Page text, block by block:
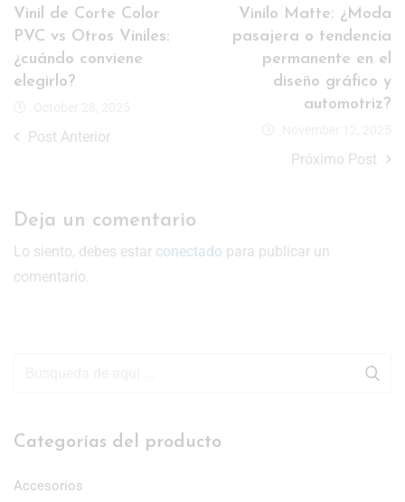
Vinil de Corte Color
PVC vs Otros Viniles:
¿cuándo conviene
elegirlo?
Post Anterior
Vinilo Matte: ¿Moda
pasajera o tendencia
permanente en el
diseño gráfico y
automotriz?
Próximo Post
Deja un comentario
Lo siento, debes estar conectado para publicar un
comentario.
Categorías del producto
Accesorios